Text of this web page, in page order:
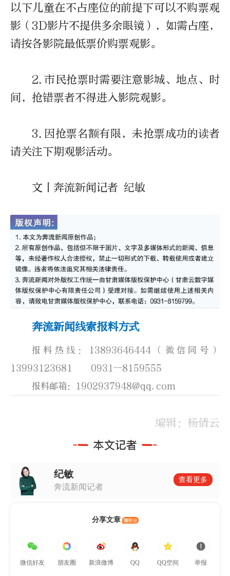
以下儿童在不占座位的前提下可以不购票观
影（3D影片不提供多余眼镜），如需占座，
请按各影院最低票价购票观影。
2.市民抢票时需要注意影城、地点、时
间，抢错票者不得进入影院观影。
3.因抢票名额有限，未抢票成功的读者
请关注下期观影活动。
文丨奔流新闻记者 纪敏
奔流新闻线索报料方式
报料热线：13893646444（微信同号）
13993123681 0931—8159555
报料邮箱：1902937948@qq.com
编辑：杨倩云
纪敏
奔流新闻记者
查看更多
分享文章
微信好友 朋友圈 新浪微博 QQ QQ空间 举报